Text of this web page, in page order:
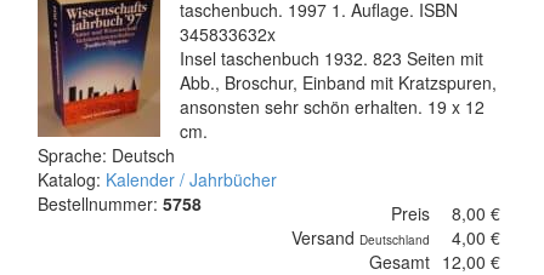
taschenbuch. 1997 1. Auflage. ISBN
345833632x
Insel taschenbuch 1932. 823 Seiten mit
Abb., Broschur, Einband mit Kratzspuren,
ansonsten sehr schön erhalten. 19 x 12
cm.
Sprache: Deutsch
Katalog: Kalender / Jahrbücher
Bestellnummer: 5758 Preis
8,00 €
Versand Deutschland
4,00 €
Gesamt 12,00 €